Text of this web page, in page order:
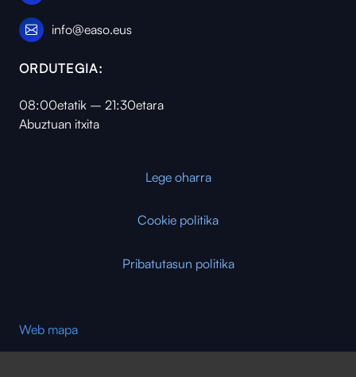
info@easo.eus
ORDUTEGIA:
08:00etatik – 21:30etara
Abuztuan itxita
Lege oharra
Cookie politika
Pribatutasun politika
Web mapa